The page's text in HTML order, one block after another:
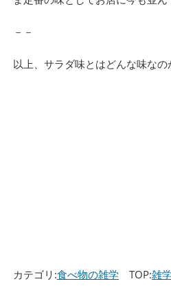
－－
以上、サラダ味とはどんな味なの
カテゴリ:食べ物の雑学TOP:雑